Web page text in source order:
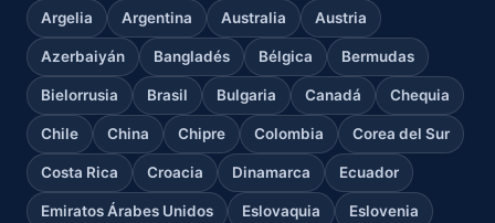
Argelia Argentina Australia Austria
Azerbaiyán Bangladés Bélgica Bermudas
Bielorrusia Brasil Bulgaria Canadá Chequia
Chile China Chipre Colombia Corea del Sur
Costa Rica Croacia Dinamarca Ecuador
Emiratos Árabes Unidos Eslovaquia Eslovenia